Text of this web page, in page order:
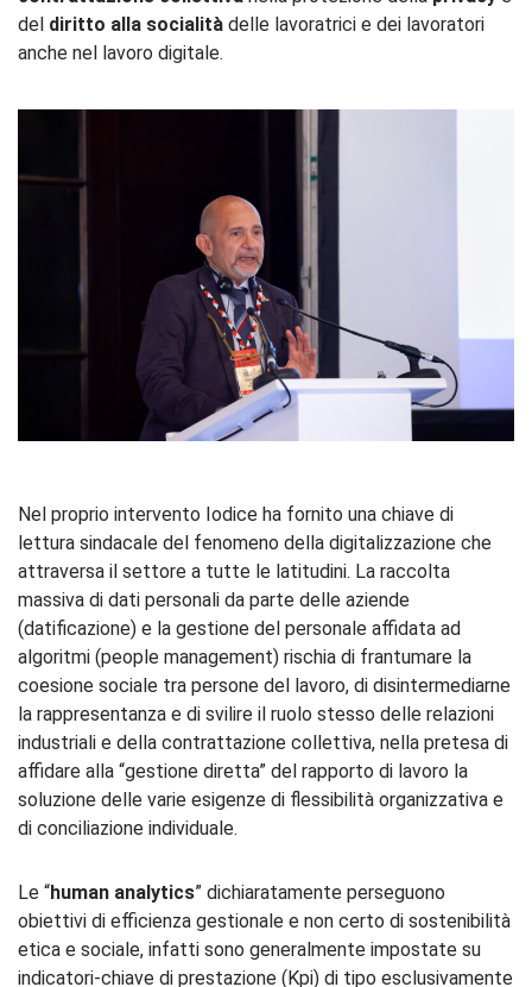
del diritto alla socialità delle lavoratrici e dei lavoratori
anche nel lavoro digitale.
Nel proprio intervento Iodice ha fornito una chiave di
lettura sindacale del fenomeno della digitalizzazione che
attraversa il settore a tutte le latitudini. La raccolta
massiva di dati personali da parte delle aziende
(datificazione) e la gestione del personale affidata ad
algoritmi (people management) rischia di frantumare la
coesione sociale tra persone del lavoro, di disintermediarne
la rappresentanza e di svilire il ruolo stesso delle relazioni
industriali e della contrattazione collettiva, nella pretesa di
affidare alla “gestione diretta” del rapporto di lavoro la
soluzione delle varie esigenze di flessibilità organizzativa e
di conciliazione individuale.
Le “human analytics” dichiaratamente perseguono
obiettivi di efficienza gestionale e non certo di sostenibilità
etica e sociale, infatti sono generalmente impostate su
indicatori-chiave di prestazione (Kpi) di tipo esclusivamente